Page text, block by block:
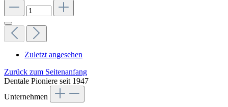
Zuletzt angesehen
Zurück zum Seitenanfang
Dentale Pioniere seit 1947
Unternehmen